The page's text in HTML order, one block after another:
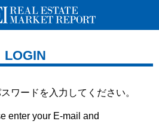
LOGIN
ワードを 入力してください。
enter your E-mail and